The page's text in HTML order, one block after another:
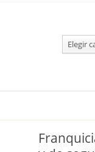
Elegir